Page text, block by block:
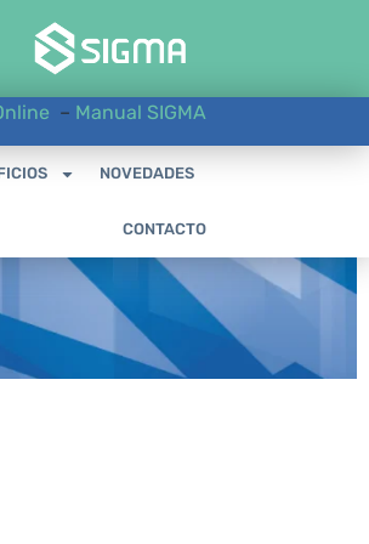
– Manual SIGMA
NOVEDADES
CONTACTO